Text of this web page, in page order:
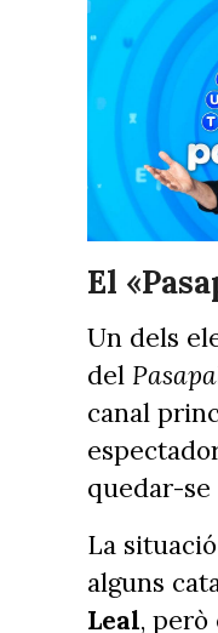
El
Un dels
del
canal
quedar-se
La
alguns
Leal, però